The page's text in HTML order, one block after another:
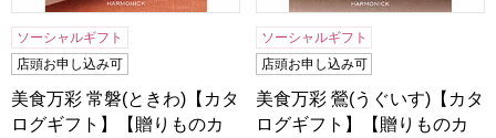
ソーシャルギフト
店頭お申し込み可
美食万彩 常磐(ときわ)【カタ
ログギフト】【贈りものカ
ソーシャルギフト
店頭お申し込み可
美食万彩 鶯(うぐいす)【カタ
ログギフト】【贈りものカ